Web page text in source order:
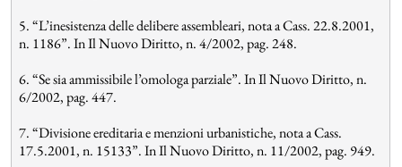
5. “L’inesistenza delle delibere assembleari, nota a Cass. 22.8.2001,
n. 1186”. In Il Nuovo Diritto, n. 4/2002, pag. 248.
6. “Se sia ammissibile l’omologa parziale”. In Il Nuovo Diritto, n.
6/2002, pag. 447.
7. “Divisione ereditaria e menzioni urbanistiche, nota a Cass.
17.5.2001, n. 15133”. In Il Nuovo Diritto, n. 11/2002, pag. 949.